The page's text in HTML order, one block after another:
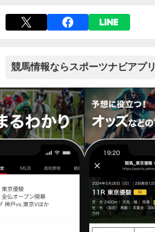
競馬情報ならスポーツナビアプリ